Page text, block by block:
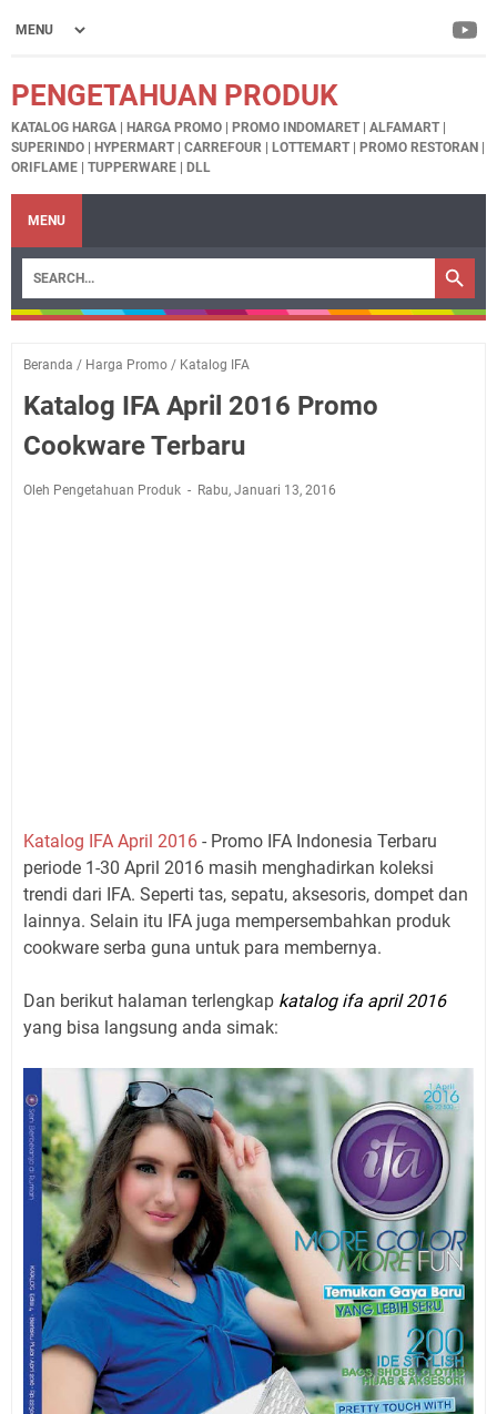
PENGETAHUAN PRODUK
KATALOG HARGA | HARGA PROMO | PROMO INDOMARET | ALFAMART |
SUPERINDO | HYPERMART | CARREFOUR | LOTTEMART | PROMO RESTORAN |
ORIFLAME | TUPPERWARE | DLL
MENU
Beranda / Harga Promo / Katalog IFA
Katalog IFA April 2016 Promo
Cookware Terbaru
Oleh Pengetahuan Produk Rabu, Januari 13, 2016
Katalog IFA April 2016 - Promo IFA Indonesia Terbaru
periode 1-30 April 2016 masih menghadirkan koleksi
trendi dari IFA. Seperti tas, sepatu, aksesoris, dompet dan
lainnya. Selain itu IFA juga mempersembahkan produk
cookware serba guna untuk para membernya.
Dan berikut halaman terlengkap katalog ifa april 2016
yang bisa langsung anda simak: